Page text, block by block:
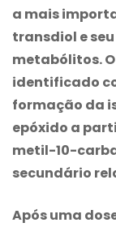
a mais
transdiol e
metabólitos.
identificado
formação da
epóxido a
metil-10-
secundário
Após uma